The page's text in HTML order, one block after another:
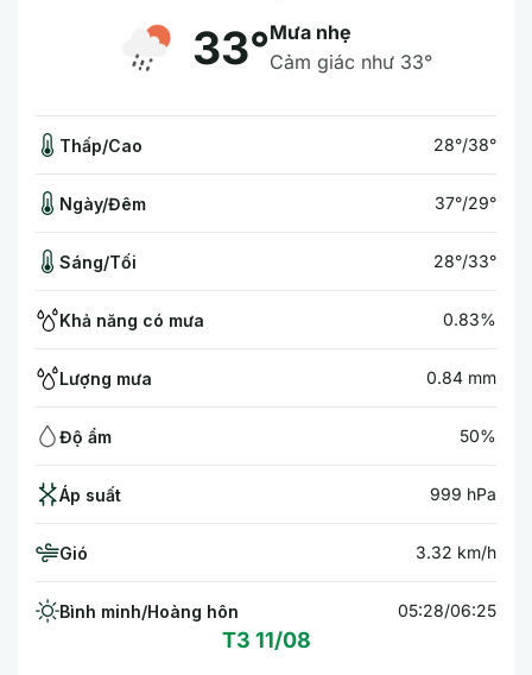
33°Mưa nhẹ
Cảm giác như 33°
Thấp/Cao 28°/38°
Ngày/Đêm 37°/29°
Sáng/Tối 28°/33°
Khả năng có mưa 0.83%
Lượng mưa 0.84 mm
Độ ẩm 50%
Áp suất 999 hPa
Gió 3.32 km/h
Bình minh/Hoàng hôn 05:28/06:25
T3 11/08